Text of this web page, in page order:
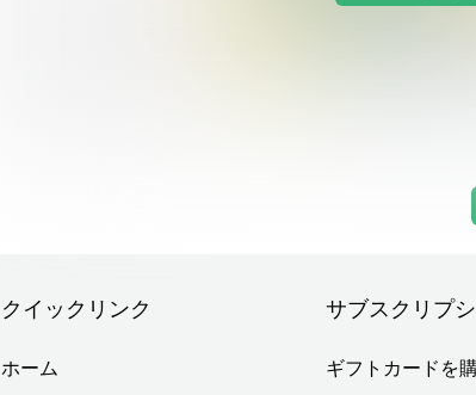
クイックリンク
ホーム
サブスクリプ
ギフトカードを